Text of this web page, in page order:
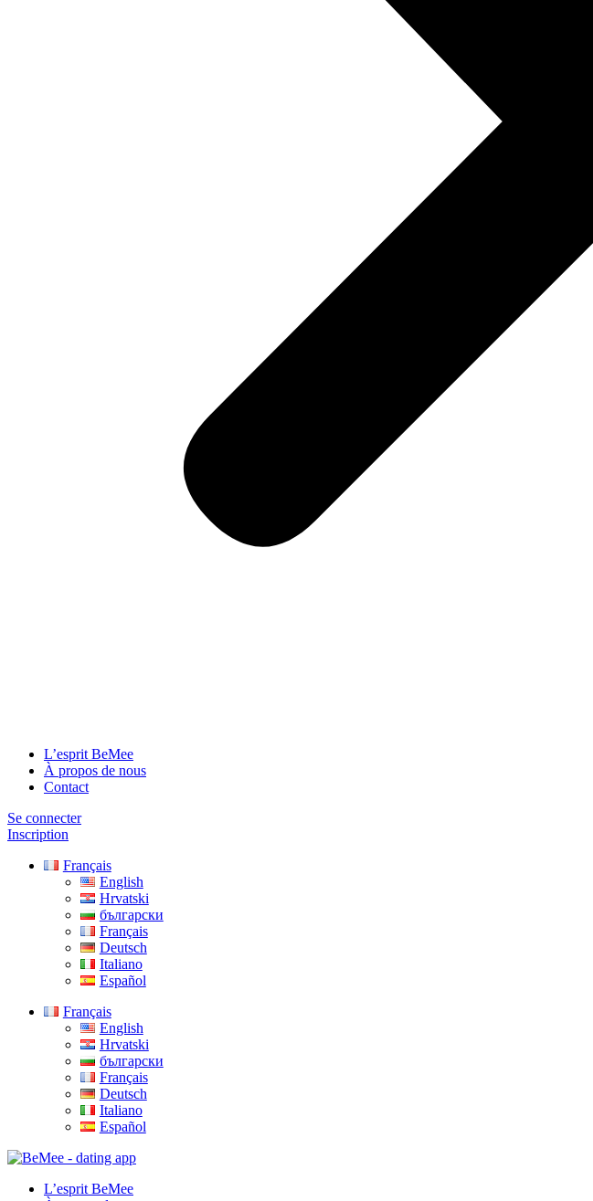
L’esprit BeMee
À propos de nous
Contact
Se connecter
Inscription
Français
English
Hrvatski
български
Français
Deutsch
Italiano
Español
Français
English
Hrvatski
български
Français
Deutsch
Italiano
Español
L’esprit BeMee